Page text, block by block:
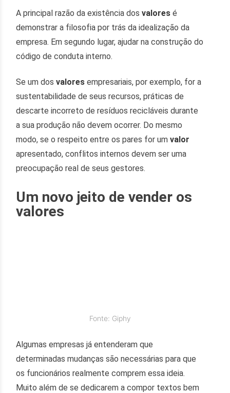
A principal razão da existência dosvaloresé
demonstrar a filosofia por trás da idealização da
empresa. Em segundo lugar, ajudar na construção do
código de conduta interno.
Se um dosvaloresempresariais, por exemplo, for a
sustentabilidade de seus recursos, práticas de
descarte incorreto de resíduos recicláveis durante
a sua produção não devem ocorrer. Do mesmo
modo, se o respeito entre os pares for umvalor
apresentado, conflitos internos devem ser uma
preocupação real de seus gestores.
Um novo jeito de vender os
valores
Fonte: Giphy
Algumas empresas já entenderam que
determinadas mudanças são necessárias para que
os funcionários realmente comprem essa ideia.
Muito além de se dedicarem a compor textos bem